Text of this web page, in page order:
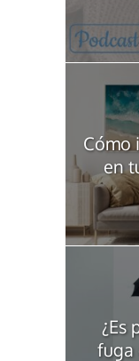
Cómo
en
¿Es
fuga